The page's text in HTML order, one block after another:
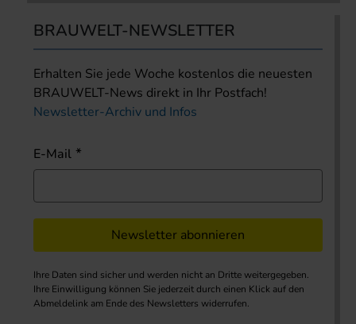
BRAUWELT-NEWSLETTER
Erhalten Sie jede Woche kostenlos die neuesten
BRAUWELT-News direkt in Ihr Postfach!
Newsletter-Archiv und Infos
E-Mail
Newsletter abonnieren
Ihre Daten sind sicher und werden nicht an Dritte weitergegeben.
Ihre Einwilligung können Sie jederzeit durch einen Klick auf den
Abmeldelink am Ende des Newsletters widerrufen.